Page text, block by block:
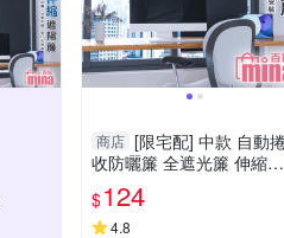
商店 [限宅配] 中款 自動捲
收防曬簾 全遮光簾 伸縮窗
簾 黑色窗簾 吸盤固定 免釘
牆【F0767】
$124
4.8